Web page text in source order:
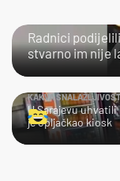
Radnici
stvarno im nije
KAKVA
U Sarajevu
je opljačkao kiosk